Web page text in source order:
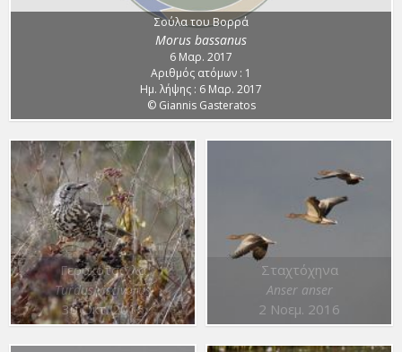
Σούλα του Βορρά
Morus bassanus
6 Μαρ. 2017
Αριθμός ατόμων : 1
Ημ. λήψης : 6 Μαρ. 2017
© Giannis Gasteratos
Γερακότσιχλα
Turdus viscivorus
30 Οκτ. 2016
Σταχτόχηνα
Anser anser
2 Νοεμ. 2016